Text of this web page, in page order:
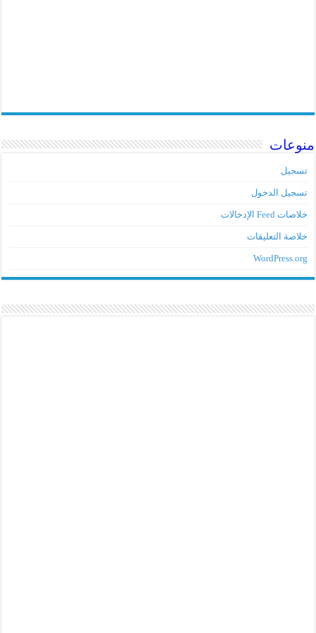
منوعات
تسجيل
تسجيل الدخول
خلاصات Feed الإدخالات
خلاصة التعليقات
WordPress.org